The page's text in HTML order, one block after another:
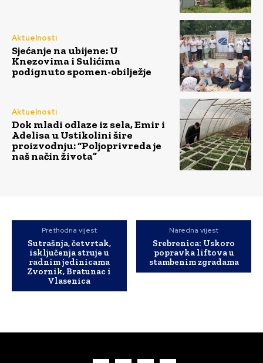
Aktuelnosti
Sjećanje na ubijene: U
Knezovima i Sulićima
podignuto spomen-obilježje
Aktuelnosti
Dok mladi odlaze iz sela, Emir i
Adelisa u Ustikolini šire
proizvodnju: “Poljoprivreda je
naš način života”
Prethodna vijest
Sutrašnja, četvrtak,
isključenja struje u
radnim jedinicama
Zvornik, Bratunac i
Vlasenica
Naredna vijest
Srebrenica: Uskoro
popravka liftova u
stambenim zgradama